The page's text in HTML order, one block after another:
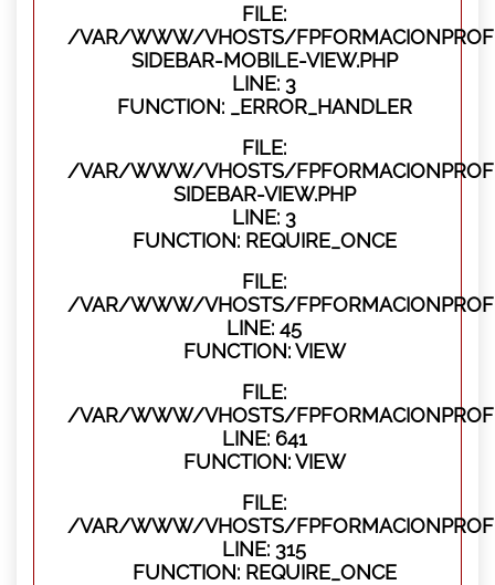
FILE:
/VAR/WWW/VHOSTS/
SIDEBAR-MOBILE-VIEW.PHP
LINE: 3
FUNCTION: _ERROR_HANDLER
FILE:
/VAR/WWW/VHOSTS/
SIDEBAR-VIEW.PHP
LINE: 3
FUNCTION: REQUIRE_ONCE
FILE:
/VAR/WWW/VHOSTS/
LINE: 45
FUNCTION: VIEW
FILE:
/VAR/WWW/VHOSTS/
LINE: 641
FUNCTION: VIEW
FILE:
/VAR/WWW/VHOSTS/
LINE: 315
FUNCTION: REQUIRE_ONCE